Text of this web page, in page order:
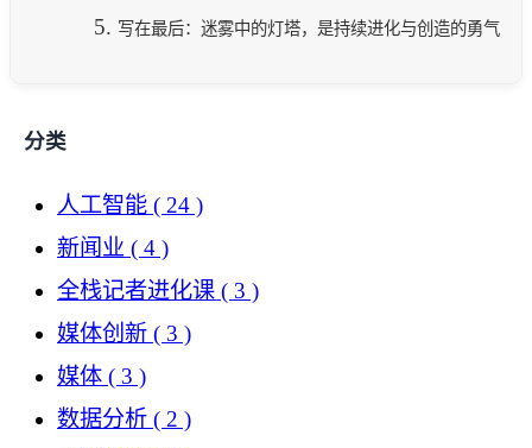
写在最后：迷雾中的灯塔，是持续进化与创造的勇气
分类
人工智能 ( 24 )
新闻业 ( 4 )
全栈记者进化课 ( 3 )
媒体创新 ( 3 )
媒体 ( 3 )
数据分析 ( 2 )